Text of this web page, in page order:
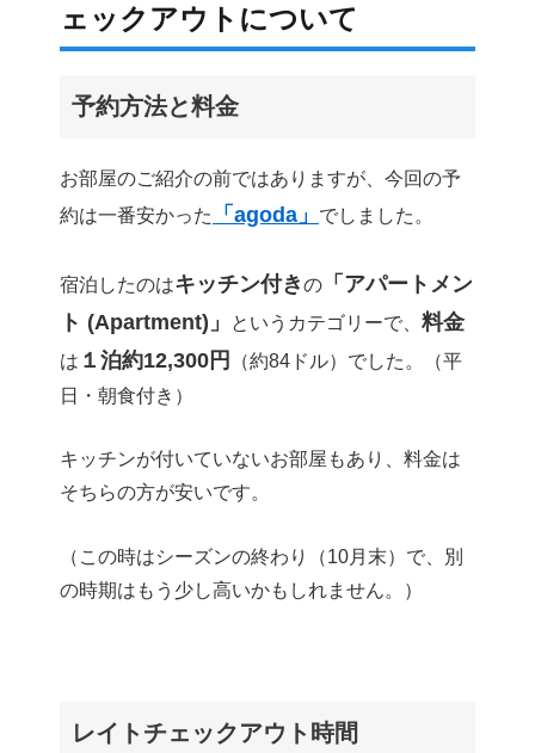
ェックアウトについて
予約方法と料金
お部屋のご紹介の前ではありますが、今回の予
約は一番安かった
「agoda」 でしました。
宿泊したのはキッチン付きの 「アパートメン
ト (Apartment)」
というカテゴリーで、 料金
は １泊約12,300円
（約84ドル）でした。（平
日・朝食付き）
キッチンが付いていないお部屋もあり、料金は
そちらの方が安いです。
（この時はシーズンの終わり（10月末）で、別
の時期はもう少し高いかもしれません。）
レイトチェックアウト時間